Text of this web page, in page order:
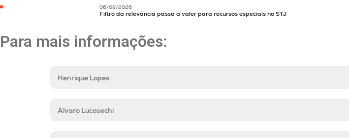
06/08/2026
Filtro da relevância passa a valer para recursos especiais no STJ
Para mais informações:
Henrique Lopes
Álvaro Lucasechi